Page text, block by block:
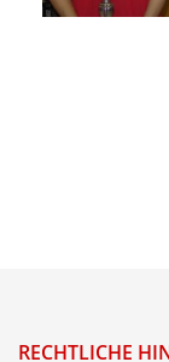
RECHTLICHE